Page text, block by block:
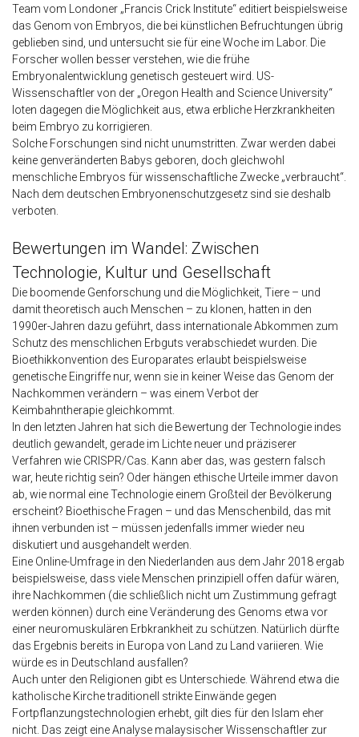
Team vom Londoner „Francis Crick Institute“ editiert beispielsweise
das Genom von Embryos, die bei künstlichen Befruchtungen übrig
geblieben sind, und untersucht sie für eine Woche im Labor. Die
Forscher wollen besser verstehen, wie die frühe
Embryonalentwicklung genetisch gesteuert wird. US-
Wissenschaftler von der „Oregon Health and Science University“
loten dagegen die Möglichkeit aus, etwa erbliche Herzkrankheiten
beim Embryo zu korrigieren.
Solche Forschungen sind nicht unumstritten. Zwar werden dabei
keine genveränderten Babys geboren, doch gleichwohl
menschliche Embryos für wissenschaftliche Zwecke „verbraucht“.
Nach dem deutschen Embryonenschutzgesetz sind sie deshalb
verboten.
Bewertungen im Wandel: Zwischen
Technologie, Kultur und Gesellschaft
Die boomende Genforschung und die Möglichkeit, Tiere – und
damit theoretisch auch Menschen – zu klonen, hatten in den
1990er-Jahren dazu geführt, dass internationale Abkommen zum
Schutz des menschlichen Erbguts verabschiedet wurden. Die
Bioethikkonvention des Europarates erlaubt beispielsweise
genetische Eingriffe nur, wenn sie in keiner Weise das Genom der
Nachkommen verändern – was einem Verbot der
Keimbahntherapie gleichkommt.
In den letzten Jahren hat sich die Bewertung der Technologie indes
deutlich gewandelt, gerade im Lichte neuer und präziserer
Verfahren wie CRISPR/Cas. Kann aber das, was gestern falsch
war, heute richtig sein? Oder hängen ethische Urteile immer davon
ab, wie normal eine Technologie einem Großteil der Bevölkerung
erscheint? Bioethische Fragen – und das Menschenbild, das mit
ihnen verbunden ist – müssen jedenfalls immer wieder neu
diskutiert und ausgehandelt werden.
Eine Online-Umfrage in den Niederlanden aus dem Jahr 2018 ergab
beispielsweise, dass viele Menschen prinzipiell offen dafür wären,
ihre Nachkommen (die schließlich nicht um Zustimmung gefragt
werden können) durch eine Veränderung des Genoms etwa vor
einer neuromuskulären Erbkrankheit zu schützen. Natürlich dürfte
das Ergebnis bereits in Europa von Land zu Land variieren. Wie
würde es in Deutschland ausfallen?
Auch unter den Religionen gibt es Unterschiede. Während etwa die
katholische Kirche traditionell strikte Einwände gegen
Fortpflanzungstechnologien erhebt, gilt dies für den Islam eher
nicht. Das zeigt eine Analyse malaysischer Wissenschaftler zur